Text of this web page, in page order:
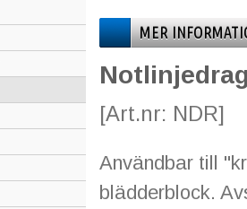
MER
[Art.nr: NDR]
Användbar till
blädderblock.